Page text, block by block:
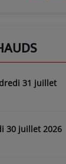
31 juillet
30 juillet 2026